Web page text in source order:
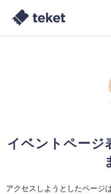
イベントページ
アクセスしようとしたページ